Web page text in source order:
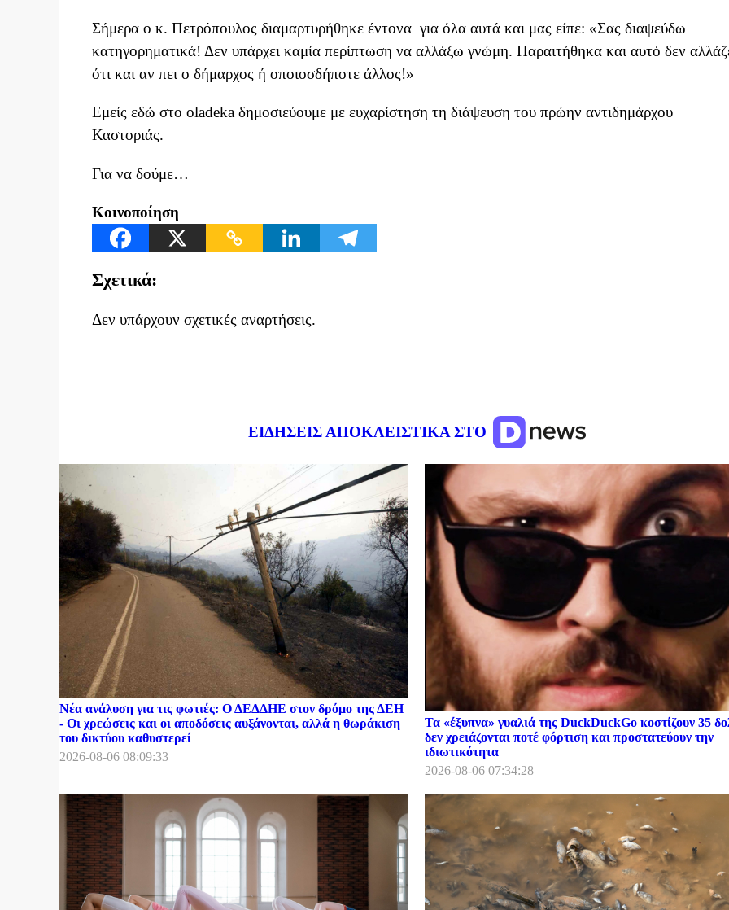
Σήμερα ο κ. Πετρόπουλος διαμαρτυρήθηκε έντονα για όλα αυτά και μας είπε: «Σας διαψεύδω
κατηγορηματικά! Δεν υπάρχει καμία περίπτωση να αλλάξω γνώμη. Παραιτήθηκα και αυτό δεν
ότι και αν πει ο δήμαρχος ή οποιοσδήποτε άλλος!»
Εμείς εδώ στο oladeka δημοσιεύουμε με ευχαρίστηση τη διάψευση του πρώην αντιδημάρχου
Καστοριάς.
Για να δούμε…
Κοινοποίηση
Σχετικά:
Δεν υπάρχουν σχετικές αναρτήσεις.
ΕΙΔΗΣΕΙΣ ΑΠΟΚΛΕΙΣΤΙΚΑ ΣΤΟ
Νέα ανάλυση για τις φωτιές: Ο ΔΕΔΔΗΕ στον δρόμο της ΔΕΗ
- Οι χρεώσεις και οι αποδόσεις αυξάνονται, αλλά η θωράκιση
του δικτύου καθυστερεί
2026-08-06 08:09:33
Τα «έξυπνα» γυαλιά της DuckDuckGo κοστίζουν 35
δεν χρειάζονται ποτέ φόρτιση και προστατεύουν την
ιδιωτικότητα
2026-08-06 07:34:28